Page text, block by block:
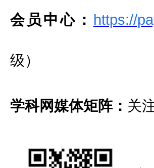
会员中心： https://
级）
学科网媒体矩阵： 关